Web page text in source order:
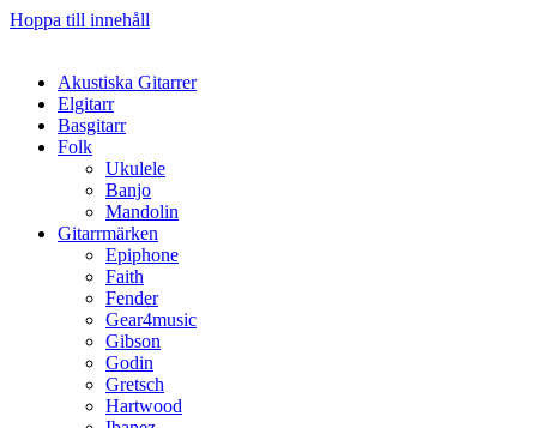
Hoppa till innehåll
Akustiska Gitarrer
Elgitarr
Basgitarr
Folk
Ukulele
Banjo
Mandolin
Gitarrmärken
Epiphone
Faith
Fender
Gear4music
Gibson
Godin
Gretsch
Hartwood